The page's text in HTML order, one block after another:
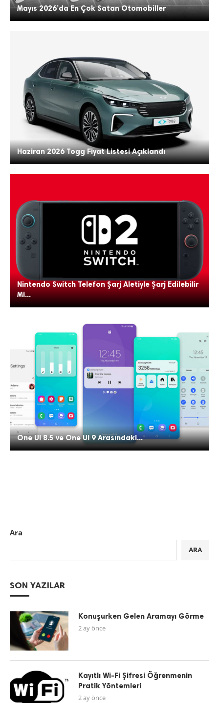
Mayıs 2026’da En Çok Satan Otomobiller
Haziran 2026 Togg Fiyat Listesi Açıklandı
Nintendo Switch Telefon Şarj Aletiyle Şarj Edilebilir
Mi...
One UI 8.5 ve One UI 9 Arasındaki...
Ara
ARA
SON YAZILAR
Konuşurken Gelen Aramayı Görme
2 ay önce
Kayıtlı Wi-Fi Şifresi Öğrenmenin
Pratik Yöntemleri
2 ay önce